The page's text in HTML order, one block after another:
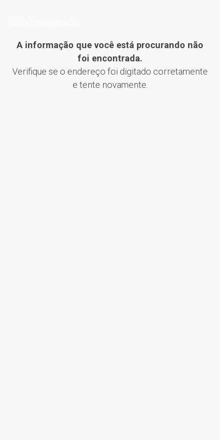
A informação que você está procurando não
foi encontrada.
Verifique se o endereço foi digitado corretamente
e tente novamente.